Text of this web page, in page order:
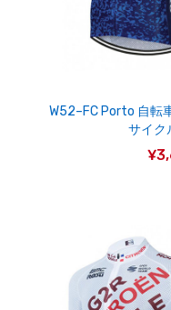
W52–FC Porto 自転
サイク